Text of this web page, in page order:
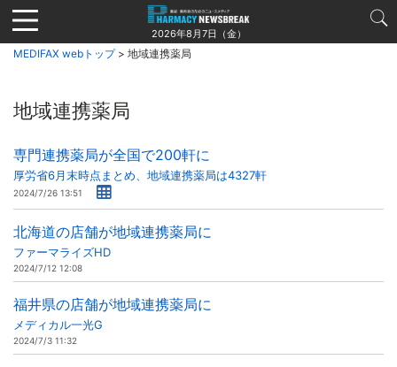
Jump
to
navigation
2026年8月7日（金）
MEDIFAX webトップ> 地域連携薬局
地域連携薬局
専門連携薬局が全国で200軒に
厚労省6月末時点まとめ、地域連携薬局は4327軒
2024/7/26 13:51
北海道の店舗が地域連携薬局に
ファーマライズHD
2024/7/12 12:08
福井県の店舗が地域連携薬局に
メディカル一光G
2024/7/3 11:32